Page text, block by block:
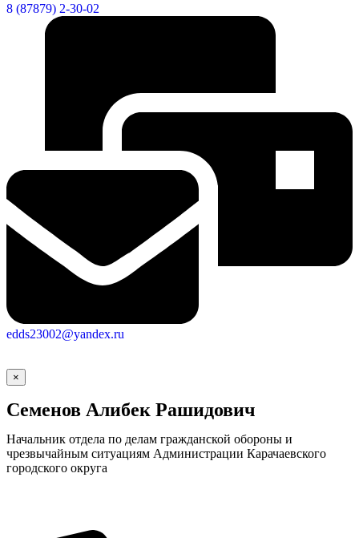
8 (87879) 2-30-02
edds23002@yandex.ru
×
Семенов Алибек Рашидович
Начальник отдела по делам гражданской обороны и
чрезвычайным ситуациям Администрации Карачаевского
городского округа